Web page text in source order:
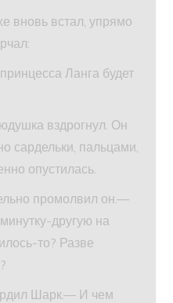
вновь встал, упрямо
Ланга будет
вздрогнул. Он
сардельки, пальцами,
опустилась.
промолвил он.—
другую на
то? Разве
Шарк.— И чем